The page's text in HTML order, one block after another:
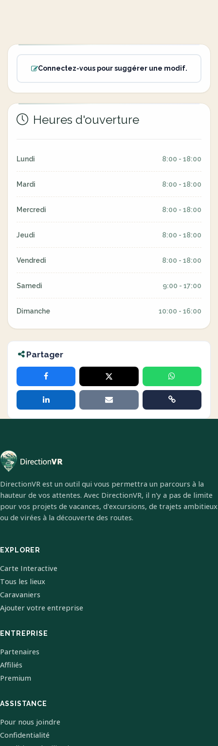
Connectez-vous pour suggérer une modif.
Heures d'ouverture
Lundi 8:00 - 18:00
Mardi 8:00 - 18:00
Mercredi 8:00 - 18:00
Jeudi 8:00 - 18:00
Vendredi 8:00 - 18:00
Samedi 9:00 - 17:00
Dimanche 10:00 - 16:00
Partager
DirectionVR est un outil qui vous permettra un parcours à la
hauteur de vos attentes. Avec DirectionVR, il n'y a pas de limite
pour vos projets de vacances, d'excursions, de trajets ambitieux
ou de virées à la découverte des routes.
EXPLORER
Carte Interactive
Tous les lieux
Caravaniers
Ajouter votre entreprise
ENTREPRISE
Partenaires
Affiliés
Premium
ASSISTANCE
Pour nous joindre
Confidentialité